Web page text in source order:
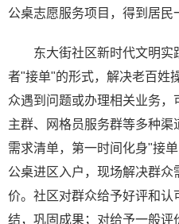
公桌志愿服务项目，得到居民
东大街社区新时代文明
者"接单"的形式，解决老百姓
众遇到问题或办理相关业务
主群、网格员服务群等多种
需求清单，第一时间化身"接
公桌进区入户，现场解决群
价。社区对群众给予好评和认
结，巩固成果；对给予一般